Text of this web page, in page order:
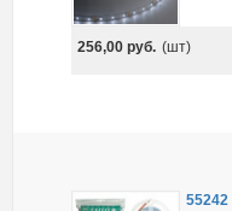
256,00 руб. (шт)
55242